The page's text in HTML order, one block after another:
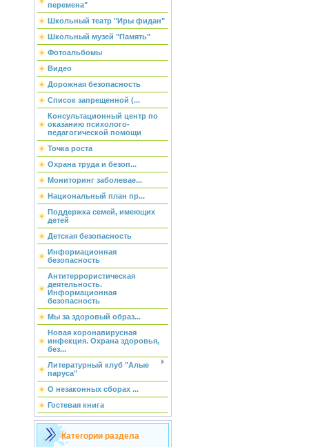
перемена"
Школьный театр "Иры фидан"
Школьный музей "Память"
Фотоальбомы
Видео
Дорожная безопасность
Список запрещенной (...
Консультационный центр по
оказанию психолого-
педагогической помощи
Точка роста
Охрана труда и безоп...
Мониторинг заболевае...
Национальный план пр...
Поддержка семей, имеющих
детей
Детская безопасность
Информационная
безопасность
Антитеррористическая
деятельность.
Информационная
безопасность
Мы за здоровый образ...
Новая коронавирусная
инфекция. Охрана здоровья,
без...
Литературный клуб "Алые
паруса"
О незаконных сборах ...
Гостевая книга
Категории раздела